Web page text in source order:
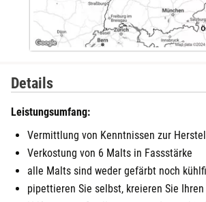
Details
Leistungsumfang:
Vermittlung von Kenntnissen zur
Verkostung von 6 Malts in Fassstärke
alle Malts sind weder gefärbt noch
pipettieren Sie selbst, kreieren Sie